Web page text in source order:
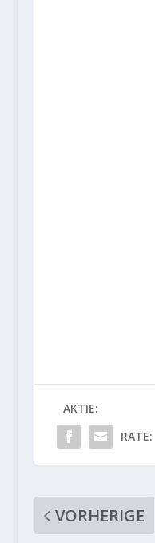
AKTIE:
RATE:
VORHERIGE